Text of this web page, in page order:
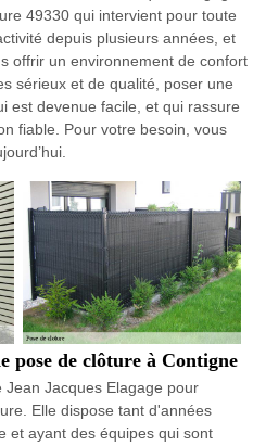
49330 qui intervient pour toute
depuis plusieurs années, et
offrir un environnement de confort
sérieux et de qualité, poser une
est devenue facile, et qui rassure
fiable. Pour votre besoin, vous
pose de clôture à Contigne
Jacques Elagage pour
Elle dispose tant d'années
et ayant des équipes qui sont